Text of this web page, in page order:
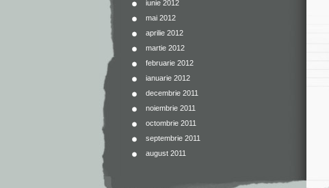
iunie 2012
mai 2012
aprilie 2012
martie 2012
februarie 2012
ianuarie 2012
decembrie 2011
noiembrie 2011
octombrie 2011
septembrie 2011
august 2011